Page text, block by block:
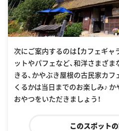
次にご案内するのは【カフェギャ
ットやパフェなど、和洋さまざ
きる、かやぶき屋根の古民家カ
くるかは当日までのお楽しみ♪ か
おやつをいただきましょう！
このスポット